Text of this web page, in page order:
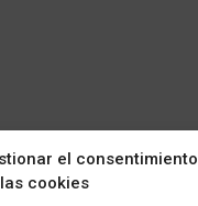
el consentimiento
cookies